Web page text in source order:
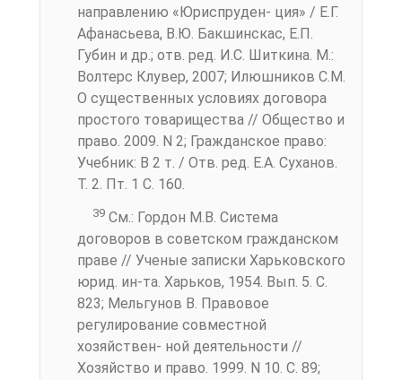
направлению «Юриспруден- ция» / Е.Г.
Афанасьева, В.Ю. Бакшинскас, Е.П.
Губин и др.; отв. ред. И.С. Шиткина. М.:
Волтерс Клувер, 2007; Илюшников С.М.
О существенных условиях договора
простого товарищества // Общество и
право. 2009. N 2; Гражданское право:
Учебник: В 2 т. / Отв. ред. Е.А. Суханов.
Т. 2. Пт. 1 С. 160.
39 См.: Гордон М.В. Система
договоров в советском гражданском
праве // Ученые записки Харьковского
юрид. ин-та. Харьков, 1954. Вып. 5. С.
823; Мельгунов В. Правовое
регулирование совместной
хозяйствен- ной деятельности //
Хозяйство и право. 1999. N 10. С. 89;